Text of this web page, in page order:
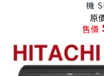
機
原
售價